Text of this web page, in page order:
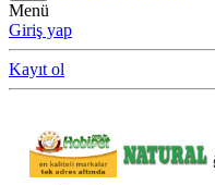
Menü
Giriş yap
Kayıt ol